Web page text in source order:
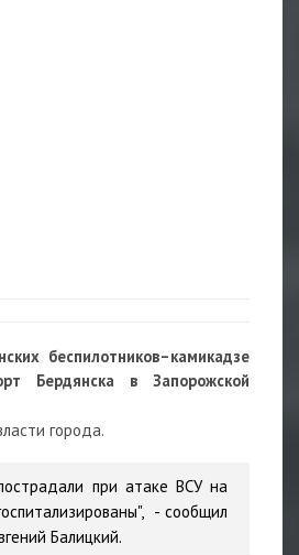
беспилотников–камикадзе
Бердянска в Запорожской
города.
при атаке ВСУ на
- сообщил
Балицкий.